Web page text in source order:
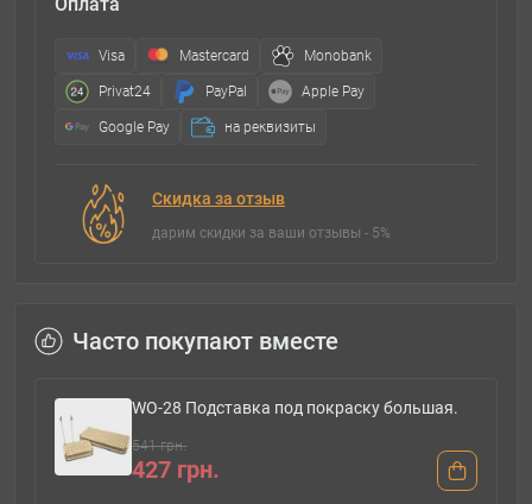
Visa Mastercard Monobank
Privat24 PayPal Apple Pay
Google Pay на реквизиты
Скидка за отзыв
дарим скидки за ваши отзывы - 5%
Часто покупают вместе
WO-28 Подставка под покраску большая.
541 грн.
427 грн.